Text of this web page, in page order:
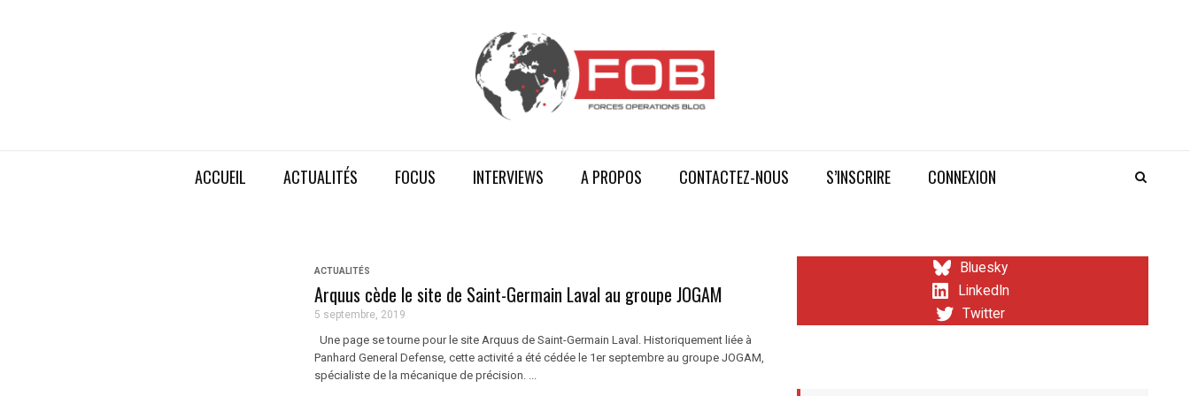
ACCUEIL ACTUALITÉS FOCUS INTERVIEWS A PROPOS CONTACTEZ-NOUS S’INSCRIRE CONNEXION
ACTUALITÉS
Arquus cède le site de Saint-Germain Laval au groupe JOGAM
5 septembre, 2019
Une page se tourne pour le site Arquus de Saint-Germain Laval. Historiquement liée à
Panhard General Defense, cette activité a été cédée le 1er septembre au groupe JOGAM,
spécialiste de la mécanique de précision. ...
Bluesky
LinkedIn
Twitter